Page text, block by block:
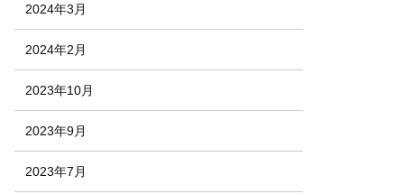
2024年3月
2024年2月
2023年10月
2023年9月
2023年7月